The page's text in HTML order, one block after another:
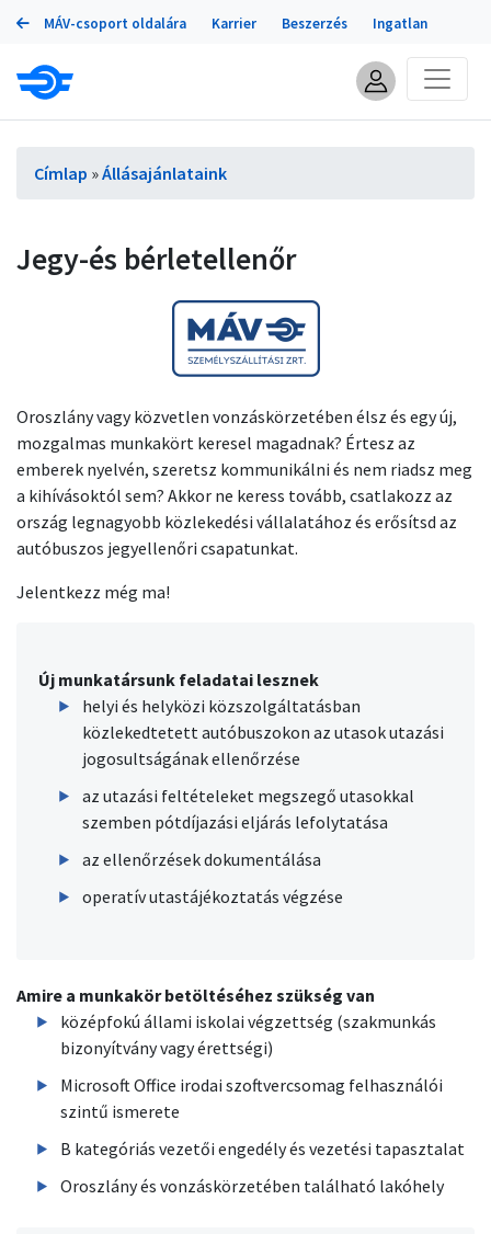
Ugrás
tartalomra
Portálok
MÁV-csoport oldalára Karrier Beszerzés Ingatlan
Morzsa
Címlap Állásajánlataink
Jegy-és bérletellenőr
Oroszlány vagy közvetlen vonzáskörzetében élsz és egy új,
mozgalmas munkakört keresel magadnak? Értesz az
emberek nyelvén, szeretsz kommunikálni és nem riadsz meg
a kihívásoktól sem? Akkor ne keress tovább, csatlakozz az
ország legnagyobb közlekedési vállalatához és erősítsd az
autóbuszos jegyellenőri csapatunkat.
Jelentkezz még ma!
Új munkatársunk feladatai lesznek
helyi és helyközi közszolgáltatásban
közlekedtetett autóbuszokon az utasok utazási
jogosultságának ellenőrzése
az utazási feltételeket megszegő utasokkal
szemben pótdíjazási eljárás lefolytatása
az ellenőrzések dokumentálása
operatív utastájékoztatás végzése
Amire a munkakör betöltéséhez szükség van
középfokú állami iskolai végzettség (szakmunkás
bizonyítvány vagy érettségi)
Microsoft Office irodai szoftvercsomag felhasználói
szintű ismerete
B kategóriás vezetői engedély és vezetési tapasztalat
Oroszlány és vonzáskörzetében található lakóhely